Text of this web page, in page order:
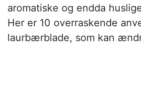
aromatiske og endda
Her er 10 overraskende
laurbærblade, som kan